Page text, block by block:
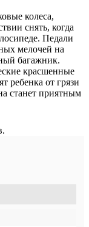
колеса,
снять, когда
Педали
мелочей на
багажник.
красшенные
ребенка от грязи
станет приятным